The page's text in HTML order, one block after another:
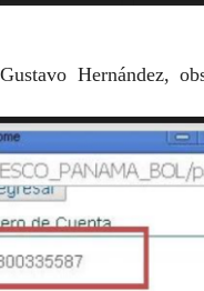
Hernández,